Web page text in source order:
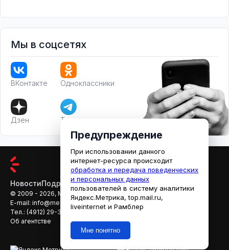
Мы в соцсетях
ВКонтакте Одноклассники
Дзен Телеграм
НовостиПодробностиАфишаКино
© 2009 - 2026, МЕДИАРЯЗАНЬ
E-mail: info@mediaryazan.ru
reklama@mediaryazan.ru
Тел.: (4912) 29-33-66
Об агентстве
Предупреждение
При использовании данного
интернет-ресурса происходит
обработка и передача поведенческих
и персональных данных
пользователей в систему аналитики
Яндекс.Метрика, top.mail.ru,
liveinternet и Рамблер
Мне понятно